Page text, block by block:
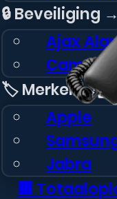
🔒 Beveiliging →
Ajax
Camera
🏷️ Merken →
Apple
Jabra
🏢